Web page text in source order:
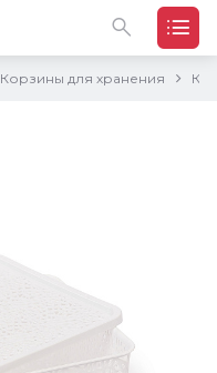
Корзины для хранения